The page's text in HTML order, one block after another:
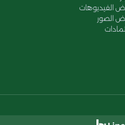
الفيديوهات
الصور